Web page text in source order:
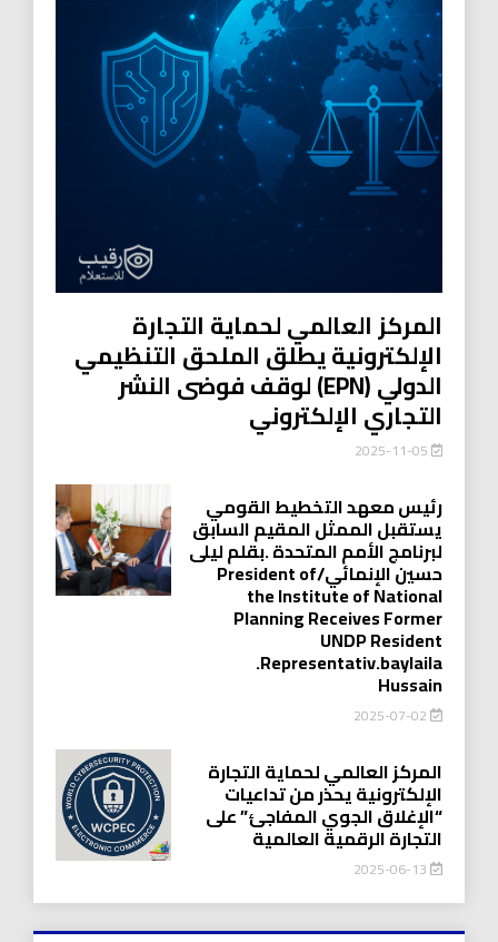
المركز العالمي لحماية التجارة
الإلكترونية يطلق الملحق التنظيمي
الدولي (EPN) لوقف فوضى النشر
التجاري الإلكتروني
رئيس معهد التخطيط القومي
يستقبل الممثل المقيم السابق
لبرنامج الأمم المتحدة .بقلم ليلى
حسين الإنمائي/President of
the Institute of National
Planning Receives Former
UNDP Resident
.Representativ.baylaila
Hussain
2025-07-02
المركز العالمي لحماية التجارة
الإلكترونية يحذر من تداعيات
“الإغلاق الجوي المفاجئ” على
التجارة الرقمية العالمية
2025-06-13